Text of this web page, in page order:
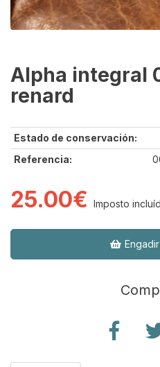
Alpha integral
renard
Estado de conservación:
Referencia:
25.00€ Imposto